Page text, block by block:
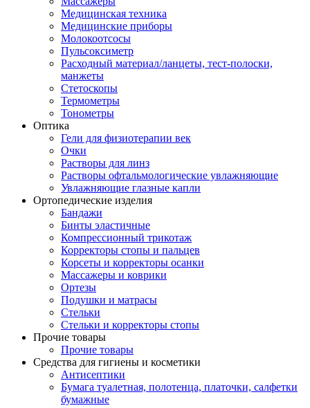
Медицинская техника
Медицинские приборы
Молокоотсосы
Пульсоксиметр
Расходный материал/ланцеты, тест-полоски,
манжеты
Стетоскопы
Термометры
Тонометры
Оптика
Гели для физиотерапии век
Очки
Растворы для линз
Растворы офтальмологические увлажняющие
Увлажняющие глазные капли
Ортопедические изделия
Бандажи
Бинты эластичные
Компрессионный трикотаж
Корректоры стопы и пальцев
Корсеты и корректоры осанки
Массажеры и коврики
Ортезы
Подушки и матрасы
Стельки
Стельки и корректоры стопы
Прочие товары
Прочие товары
Средства для гигиены и косметики
Антисептики
Бумага туалетная, полотенца, платочки, салфетки
бумажные